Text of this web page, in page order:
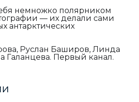
немножко полярником
— их делали сами
антарктических
Руслан Баширов, Линда
Галанцева. Первый канал.